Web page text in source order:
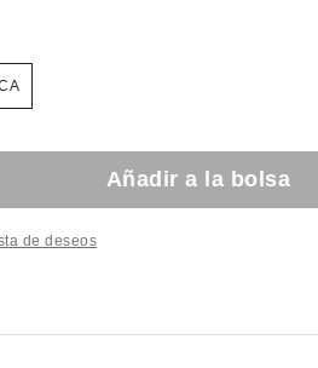
Añadir a la bolsa
de deseos